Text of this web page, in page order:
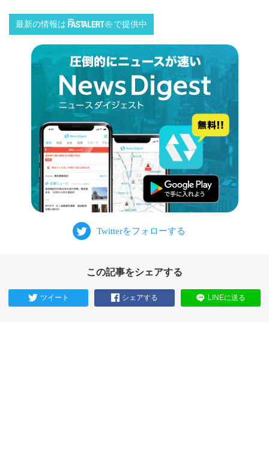
最新の情報は で提供中
この記事をシェアする
ツイート シェアする LINEに送る